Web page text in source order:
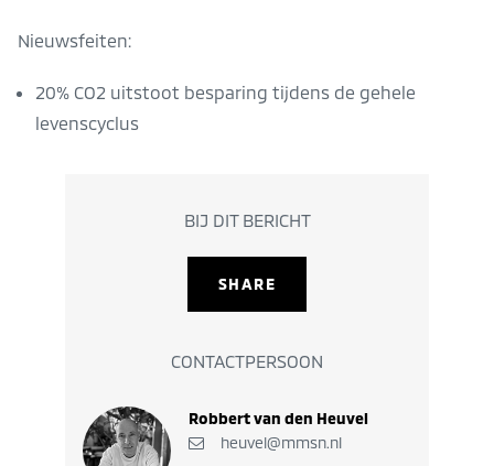
Nieuwsfeiten:
20% CO2 uitstoot besparing tijdens de gehele
levenscyclus
BIJ DIT BERICHT
SHARE
CONTACTPERSOON
Robbert van den Heuvel
heuvel@mmsn.nl